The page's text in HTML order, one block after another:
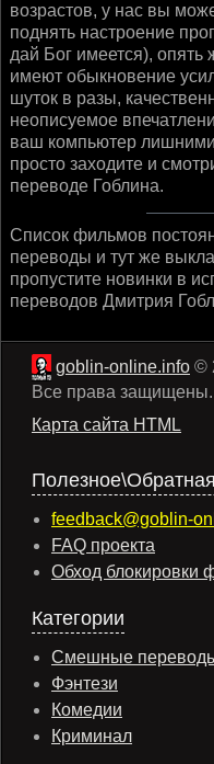
возрастов, у нас вы
поднять настроение
дай Бог имеется),
имеют обыкновение
шуток в разы,
неописуемое
ваш компьютер
просто заходите и
переводе Гоблина.
Список фильмов
переводы и тут же
пропустите новинки в
переводов Дмитрия
goblin-online.info ©
Все права защищены.
Карта сайта HTML
feedback@goblin-
FAQ проекта
Обход блокировки
Категории
Смешные
Фэнтези
Комедии
Криминал